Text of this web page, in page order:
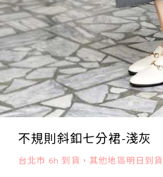
不規則斜釦七分裙-淺灰
台北市 6h 到貨，其他地區明日到貨